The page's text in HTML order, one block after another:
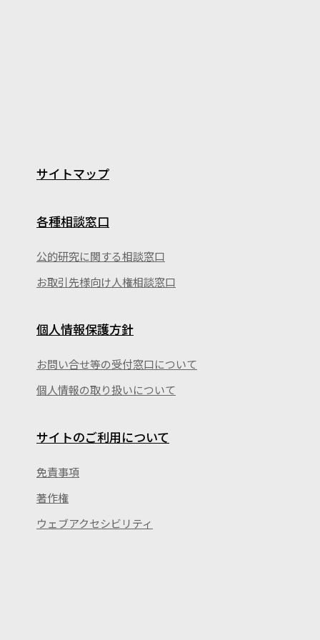
サイトマップ
各種相談窓口
公的研究に関する相談窓口
お取引先様向け人権相談窓口
個人情報保護方針
お問い合せ等の受付窓口について
個人情報の取り扱いについて
サイトのご利用について
免責事項
著作権
ウェブアクセシビリティ